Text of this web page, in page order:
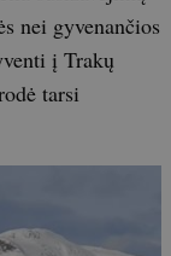
nei gyvenančios
į Trakų
tarsi